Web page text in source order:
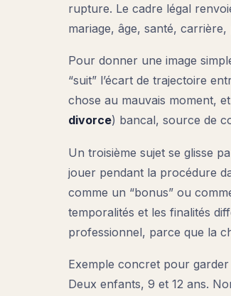
rupture. Le cadre légal
mariage, âge, santé,
Pour donner une image
“suit” l’écart de trajectoire
chose au mauvais moment,
divorce) bancal, source de
Un troisième sujet se glisse
jouer pendant la procédure
comme un “bonus” ou
temporalités et les finalités
professionnel, parce que la
Exemple concret pour garder
Deux enfants, 9 et 12 ans.